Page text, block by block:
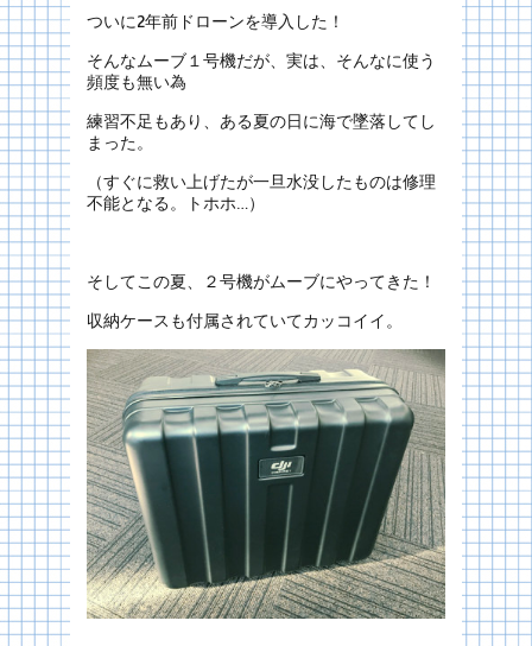
ついに2年前ドローンを導入した！
そんなムーブ１号機だが、実は、そんなに使う
頻度も無い為
練習不足もあり、ある夏の日に海で墜落してし
まった。
（すぐに救い上げたが一旦水没したものは修理
不能となる。トホホ…）
そしてこの夏、２号機がムーブにやってきた！
収納ケースも付属されていてカッコイイ。